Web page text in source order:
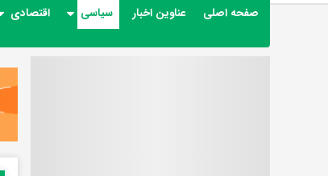
صفحه اصلی عناوین اخبار سیاسی اقتصادی